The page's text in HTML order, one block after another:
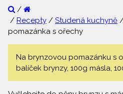
/
/ Recepty / Studená kuchyně
pomazánka s ořechy
Na brynzovou pomazánku s
balíček brynzy, 100g másla,